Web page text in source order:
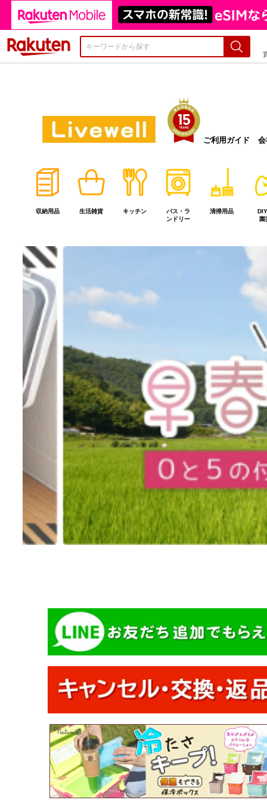
楽天市場
ご利用ガイド
収納用品 生活雑貨 キッチン
バス・ラ
ンドリー
清掃用品
園